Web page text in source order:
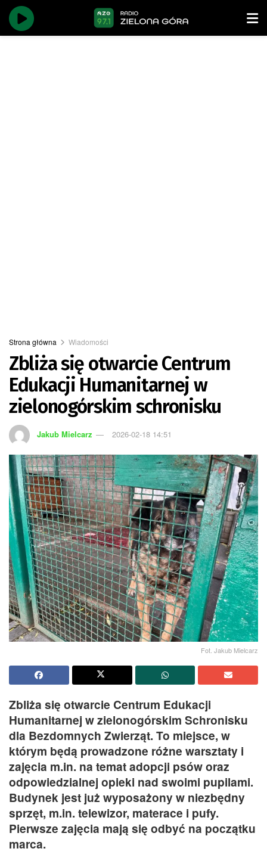
Strona główna Wiadomości
Zbliża się otwarcie Centrum
Edukacji Humanitarnej w
zielonogórskim schronisku
Jakub Mielcarz 2026-02-18 14:51
Fot. Jakub Mielcarz
Zbliża się otwarcie Centrum Edukacji
Humanitarnej w zielonogórskim Schronisku
dla Bezdomnych Zwierząt. To miejsce, w
którym będą prowadzone różne warsztaty i
zajęcia m.in. na temat adopcji psów oraz
odpowiedzialnej opieki nad swoimi pupilami.
Budynek jest już wyposażony w niezbędny
sprzęt, m.in. telewizor, materace i pufy.
Pierwsze zajęcia mają się odbyć na początku
marca.